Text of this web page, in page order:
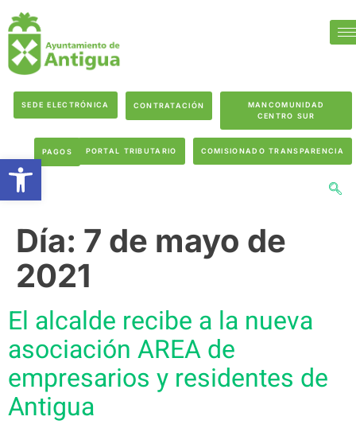
SEDE ELECTRÓNICA CONTRATACIÓN
MANCOMUNIDAD
CENTRO SUR
PAGOS PORTAL TRIBUTARIO COMISIONADO TRANSPARENCIA
Día: 7 de mayo de
2021
El alcalde recibe a la nueva
asociación AREA de
empresarios y residentes de
Antigua
Abrir barra de herramientas